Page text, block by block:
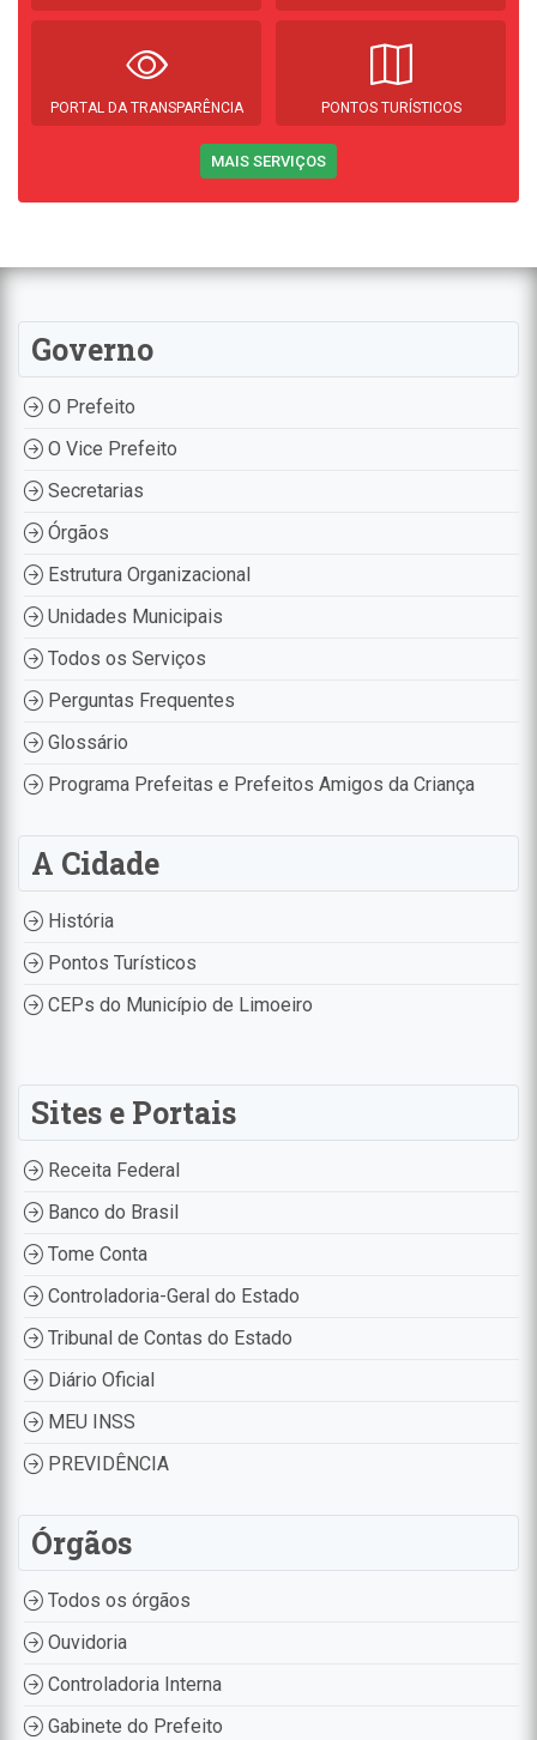
PORTAL DA TRANSPARÊNCIA PONTOS TURÍSTICOS
MAIS SERVIÇOS
Governo
O Prefeito
O Vice Prefeito
Secretarias
Órgãos
Estrutura Organizacional
Unidades Municipais
Todos os Serviços
Perguntas Frequentes
Glossário
Programa Prefeitas e Prefeitos Amigos da Criança
A Cidade
História
Pontos Turísticos
CEPs do Município de Limoeiro
Sites e Portais
Receita Federal
Banco do Brasil
Tome Conta
Controladoria-Geral do Estado
Tribunal de Contas do Estado
Diário Oficial
MEU INSS
PREVIDÊNCIA
Órgãos
Todos os órgãos
Ouvidoria
Controladoria Interna
Gabinete do Prefeito